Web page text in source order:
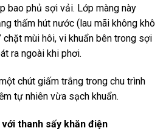
bao phủ sợi vải. Lớp màng này
thấm hút nước (lau mãi không khô
chặt mùi hôi, vi khuẩn bên trong sợi
ra ngoài khi phơi.
chút giấm trắng trong chu trình
tự nhiên vừa sạch khuẩn.
thanh sấy khăn điện